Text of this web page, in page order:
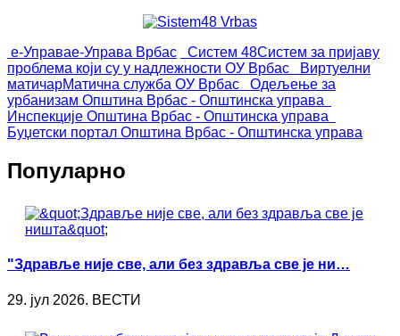
е-Управае-Управа Врбас Систем 48Систем за пријаву
проблема који су у надлежности ОУ Врбас
Виртуелни
матичарМатична служба ОУ Врбас
Одељење за
урбанизам Општина Врбас - Општинска управа
Инспекције Општина Врбас - Општинска управа
Буџетски портал Општина Врбас - Општинска управа
Популарно
"Здравље није све, али без здравља све је ни…
29. јул 2026. ВЕСТИ